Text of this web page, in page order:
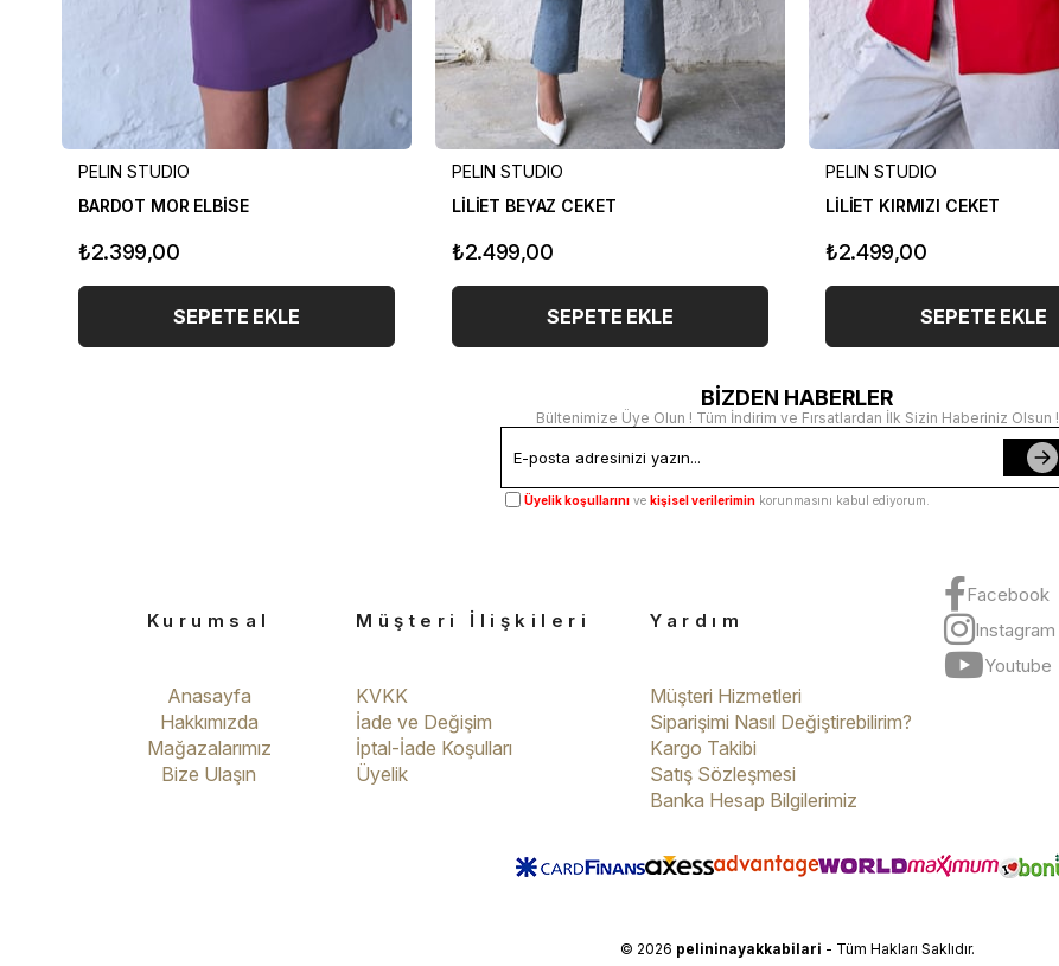
PELIN STUDIO
BARDOT MOR ELBİSE
₺2.399,00
SEPETE EKLE
PELIN STUDIO
LİLİET BEYAZ CEKET
₺2.499,00
SEPETE EKLE
PELIN STUDIO
LİLİET KIRMIZI CEKET
₺2.499,00
SEPETE EKLE
BİZDEN HABERLER
Bültenimize Üye Olun ! Tüm İndirim ve Fırsatlardan İlk Sizin Haberiniz Olsun !
Üyelik koşullarını ve kişisel verilerimin korunmasını kabul ediyorum.
Kurumsal
Anasayfa
Hakkımızda
Mağazalarımız
Bize Ulaşın
Müşteri İlişkileri
KVKK
İade ve Değişim
İptal-İade Koşulları
Üyelik
Yardım
Müşteri Hizmetleri
Siparişimi Nasıl Değiştirebilirim?
Kargo Takibi
Satış Sözleşmesi
Banka Hesap Bilgilerimiz
Facebook
Instagram
Youtube
© 2026 pelininayakkabilari - Tüm Hakları Saklıdır.